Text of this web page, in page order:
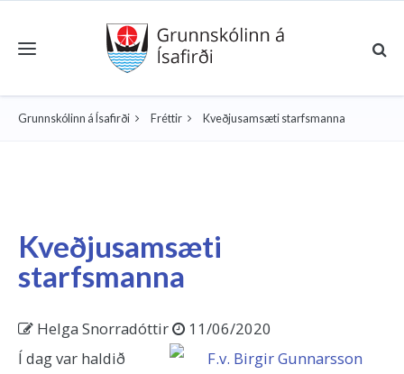
Toggle navigation
Grunnskólinn á Ísafirði Fréttir Kveðjusamsæti starfsmanna
Kveðjusamsæti
starfsmanna
Helga Snorradóttir 11/06/2020
Í dag var haldið